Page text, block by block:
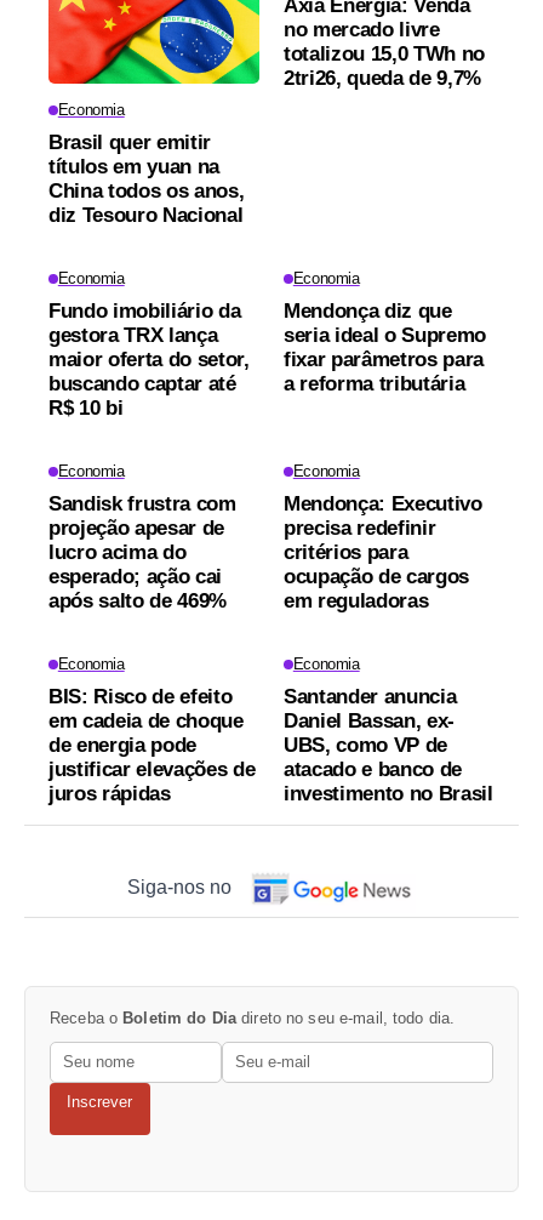
Economia
Brasil quer emitir
títulos em yuan na
China todos os anos,
diz Tesouro Nacional
Axia Energia: Venda
no mercado livre
totalizou 15,0 TWh no
2tri26, queda de 9,7%
Economia
Fundo imobiliário da
gestora TRX lança
maior oferta do setor,
buscando captar até
R$ 10 bi
Economia
Mendonça diz que
seria ideal o Supremo
fixar parâmetros para
a reforma tributária
Economia
Sandisk frustra com
projeção apesar de
lucro acima do
esperado; ação cai
após salto de 469%
Economia
Mendonça: Executivo
precisa redefinir
critérios para
ocupação de cargos
em reguladoras
Economia
BIS: Risco de efeito
em cadeia de choque
de energia pode
justificar elevações de
juros rápidas
Economia
Santander anuncia
Daniel Bassan, ex-
UBS, como VP de
atacado e banco de
investimento no Brasil
Siga-nos no
Receba o Boletim do Diadireto no seu e-mail, todo dia.
Inscrever